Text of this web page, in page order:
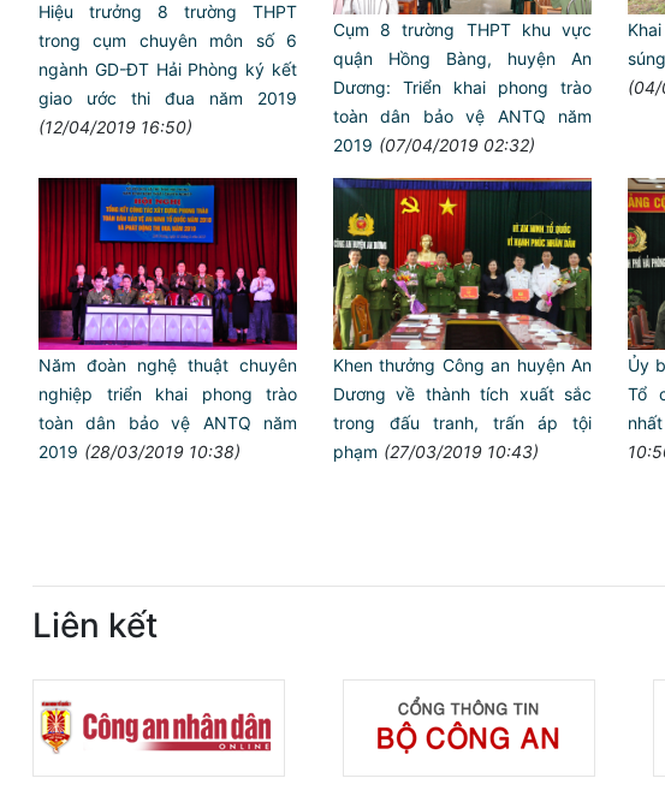
Hiệu trưởng 8 trường THPT
trong cụm chuyên môn số 6
ngành GD-ĐT Hải Phòng ký kết
giao ước thi đua năm 2019
(12/04/2019 16:50)
Cụm 8 trường THPT khu vực
quận Hồng Bàng, huyện An
Dương: Triển khai phong trào
toàn dân bảo vệ ANTQ năm
2019 (07/04/2019 02:32)
(04/
Năm đoàn nghệ thuật chuyên
nghiệp triển khai phong trào
toàn dân bảo vệ ANTQ năm
2019 (28/03/2019 10:38)
Khen thưởng Công an huyện An
Dương về thành tích xuất sắc
trong đấu tranh, trấn áp tội
phạm (27/03/2019 10:43)
Ủy
Tổ
Liên kết